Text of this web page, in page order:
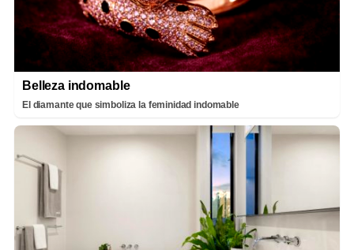
Belleza indomable
El diamante que simboliza la feminidad indomable